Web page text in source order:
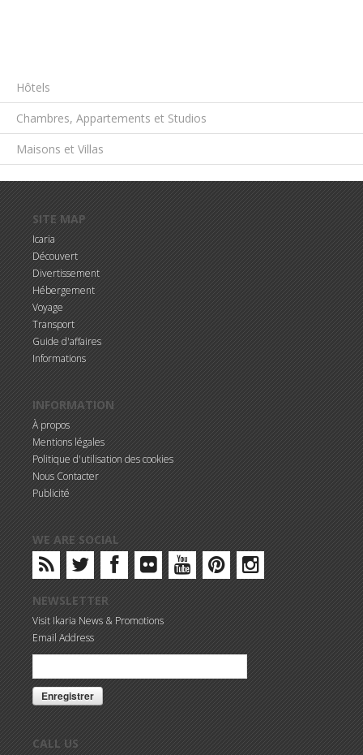
Hôtels
Chambres, Appartements et Studios
Maisons et Villas
SITE MAP
Icaria
Découvert
Divertissement
Hébergement
Voyage
Transport
Guide d'affaires
Informations
INFORMATION
À propos
Mentions légales
Politique d'utilisation des cookies
Nous Contacter
Publicité
WE ARE SOCIAL
NEWSLETTER
Visit Ikaria News & Promotions
Email Address
CALL US